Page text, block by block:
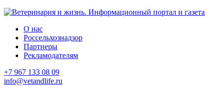
О нас
Россельхознадзор
Партнеры
Рекламодателям
+7 967 133 08 09
info@vetandlife.ru